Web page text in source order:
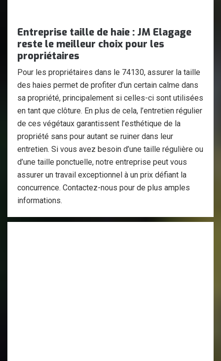
Entreprise taille de haie : JM Elagage
reste le meilleur choix pour les
propriétaires
Pour les propriétaires dans le 74130, assurer la taille
des haies permet de profiter d’un certain calme dans
sa propriété, principalement si celles-ci sont utilisées
en tant que clôture. En plus de cela, l’entretien régulier
de ces végétaux garantissent l’esthétique de la
propriété sans pour autant se ruiner dans leur
entretien. Si vous avez besoin d’une taille régulière ou
d’une taille ponctuelle, notre entreprise peut vous
assurer un travail exceptionnel à un prix défiant la
concurrence. Contactez-nous pour de plus amples
informations.